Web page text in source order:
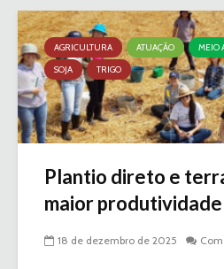
AGRICULTURA ATUAÇÃO MEIO
SOJA
TRIGO
Plantio direto e
maior produtividade
18 de dezembro de 2025